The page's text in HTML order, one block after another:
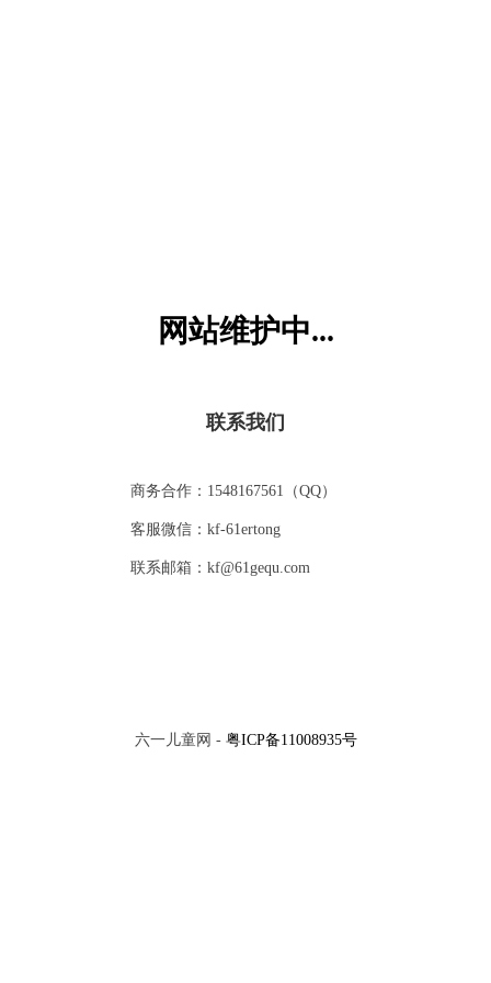
网站维护中...
联系我们
商务合作：1548167561（QQ）
客服微信：kf-61ertong
联系邮箱：kf@61gequ.com
六一儿童网 - 粤ICP备11008935号